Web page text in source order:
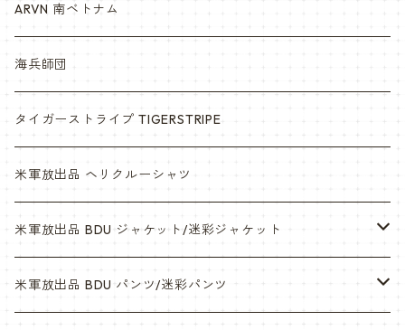
ARVN 南ベトナム
海兵師団
タイガーストライプ TIGERSTRIPE
米軍放出品 ヘリクルーシャツ
米軍放出品 BDU ジャケット/迷彩ジャケット
ウッドランド
米軍放出品 BDU パンツ/迷彩パンツ